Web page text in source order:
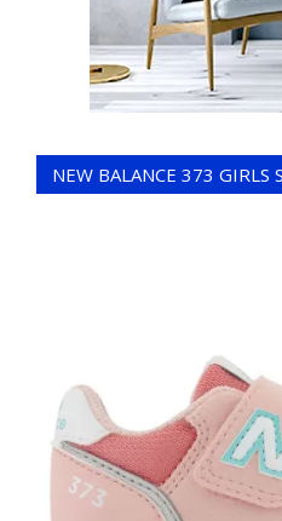
NEW BALANCE 373 GIRLS